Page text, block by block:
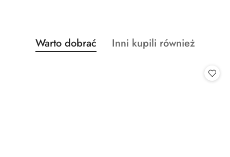
Pomiń karuzelę produktów
Produkty
o
Warto dobrać
Produkty
Inni kupili również